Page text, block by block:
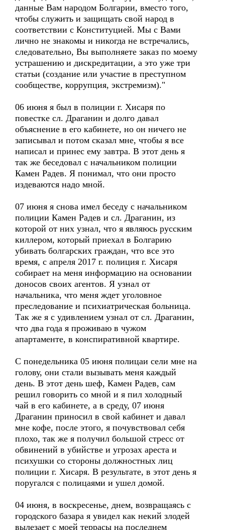
данные Вам народом Болгарии, вместо того,
чтобы служить и защищать свой народ в
соответствии с Конституцией. Мы с Вами
лично не знакомы и никогда не встречались,
следовательно, Вы выполняете заказ по моему
устрашению и дискредитации, а это уже три
статьи (создание или участие в преступном
сообществе, коррупция, экстремизм)."
06 июня я был в полиции г. Хисаря по
повестке сл. Драганин и долго давал
объяснение в его кабинете, но он ничего не
записывал и потом сказал мне, чтобы я все
написал и принес ему завтра. В этот день я
так же беседовал с начальником полиции
Камен Радев. Я понимал, что они просто
издеваются надо мной.
07 июня я снова имел беседу с начальником
полиции Камен Радев и сл. Драганин, из
которой от них узнал, что я являюсь русским
киллером, который приехал в Болгарию
убивать болгарских граждан, что все это
время, с апреля 2017 г. полиция г. Хисаря
собирает на меня информацию на основании
доносов своих агентов. Я узнал от
начальника, что меня ждет уголовное
преследование и психиатрическая больница.
Так же я с удивлением узнал от сл. Драганин,
что два года я проживаю в чужом
апартаменте, в конспиративной квартире.
С понедельника 05 июня полицаи сели мне на
голову, они стали вызывать меня каждый
день. В этот день шеф, Камен Радев, сам
решил говорить со мной и я пил холодный
чай в его кабинете, а в среду, 07 июня
Драганин приносил в свой кабинет и давал
мне кофе, после этого, я почувствовал себя
плохо, так же я получил большой стресс от
обвинений в убийстве и угрозах ареста и
психушки со стороны должностных лиц
полиции г. Хисаря. В результате, в этот день я
поругался с полицаями и ушел домой.
04 июня, в воскресенье, днем, возвращаясь с
городского базара я увидел как некий злодей
вылезает с моей террасы на последнем